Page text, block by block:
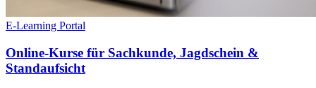
E-Learning Portal
Online-Kurse für Sachkunde, Jagdschein &
Standaufsicht